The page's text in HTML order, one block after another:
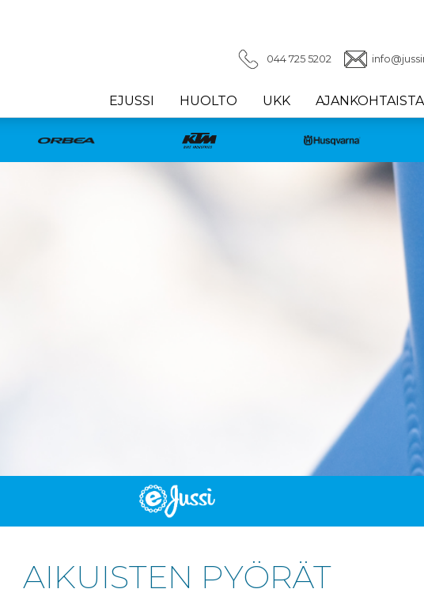
044 725 5202
EJUSSI HUOLTO UKK AJANKOHTAISTA
AIKUISTEN PYÖRÄT